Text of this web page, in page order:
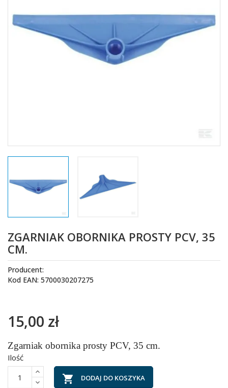
ZGARNIAK OBORNIKA PROSTY PCV, 35
CM.
Producent:
Kod EAN: 5700030207275
15,00 zł
Zgarniak obornika prosty PCV, 35 cm.
Ilość
 DODAJ DO KOSZYKA